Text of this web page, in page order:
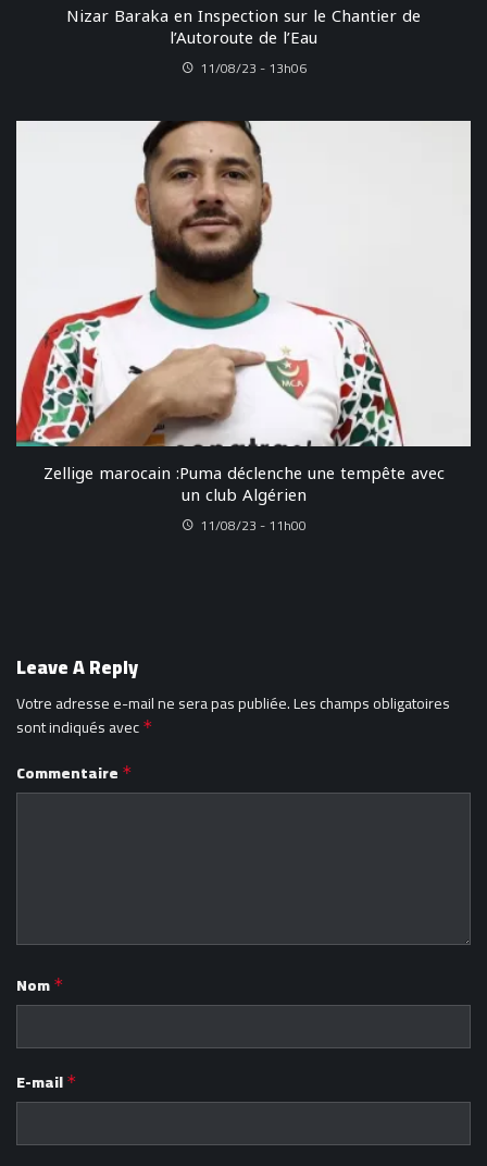
Nizar Baraka en Inspection sur le Chantier de
l’Autoroute de l’Eau
11/08/23 - 13h06
Zellige marocain :Puma déclenche une tempête avec
un club Algérien
11/08/23 - 11h00
Leave A Reply
Votre adresse e-mail ne sera pas publiée.Les champs obligatoires
sont indiqués avec *
Commentaire *
Nom *
E-mail *